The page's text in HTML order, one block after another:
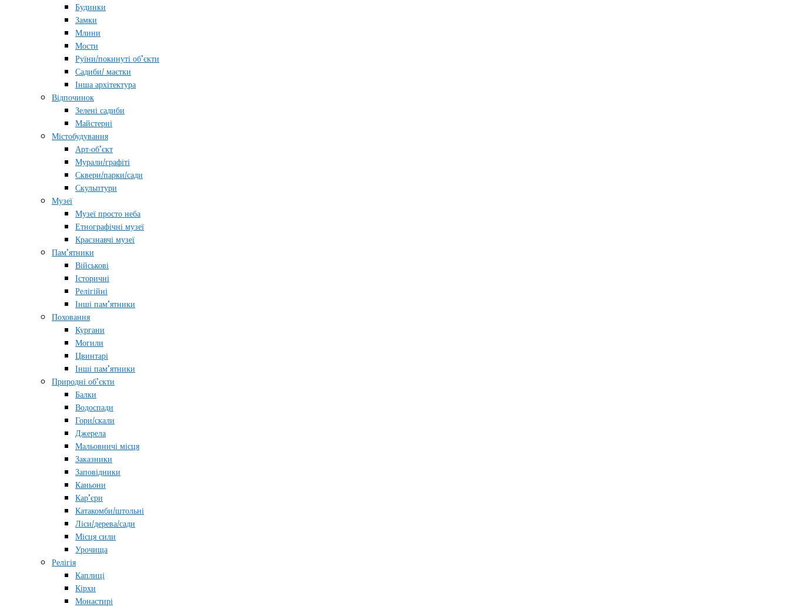
Будинки
Замки
Млини
Мости
Руїни/покинуті об’єкти
Садиби/ маєтки
Інша архітектура
Відпочинок
Зелені садиби
Майстерні
Містобудування
Арт-об’єкт
Мурали/графіті
Сквери/парки/сади
Скульптури
Музеї
Музеї просто неба
Етнографічні музеї
Краєзнавчі музеї
Пам’ятники
Військові
Історичні
Релігійні
Інші пам’ятники
Поховання
Кургани
Могили
Цвинтарі
Інші пам’ятники
Природні об’єкти
Балки
Водоспади
Гори/скали
Джерела
Мальовничі місця
Заказники
Заповідники
Каньони
Кар’єри
Катакомби/штольні
Ліси/дерева/сади
Місця сили
Урочища
Релігія
Каплиці
Кірхи
Монастирі